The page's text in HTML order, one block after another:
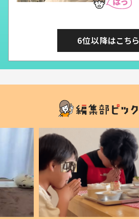
6位以降はこちら